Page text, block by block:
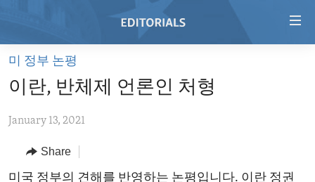
Skip
main
Skip
Navigation
HOME
VIDEO
RADIO
REGIONS
AFRICA
TOPICS
미 정부 논평
이란, 반체제 언론인 처형
January 13, 2021
Share
미국 정부의 견해를 반영하는 논평입니다. 이란 정권